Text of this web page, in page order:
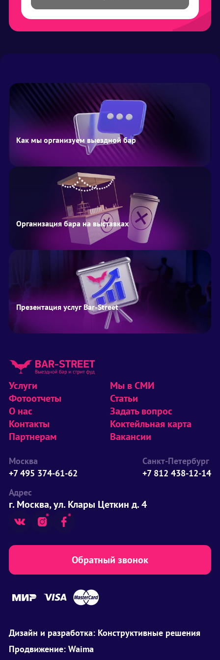
Как мы организуем выездной бар
Организация бара на выставках
Презентация услуг Bar-Street
Услуги
Фотоотчеты
О нас
Контакты
Партнерам
Мы в СМИ
Статьи
Задать вопрос
Коктейльная карта
Вакансии
Москва
+7 495 374-61-62
Санкт-Петербург
+7 812 438-12-14
Адрес
г. Москва, ул. Клары Цеткин д. 4
Обратный звонок
Дизайн и разработка: Конструктивные решения
Продвижение: Waima